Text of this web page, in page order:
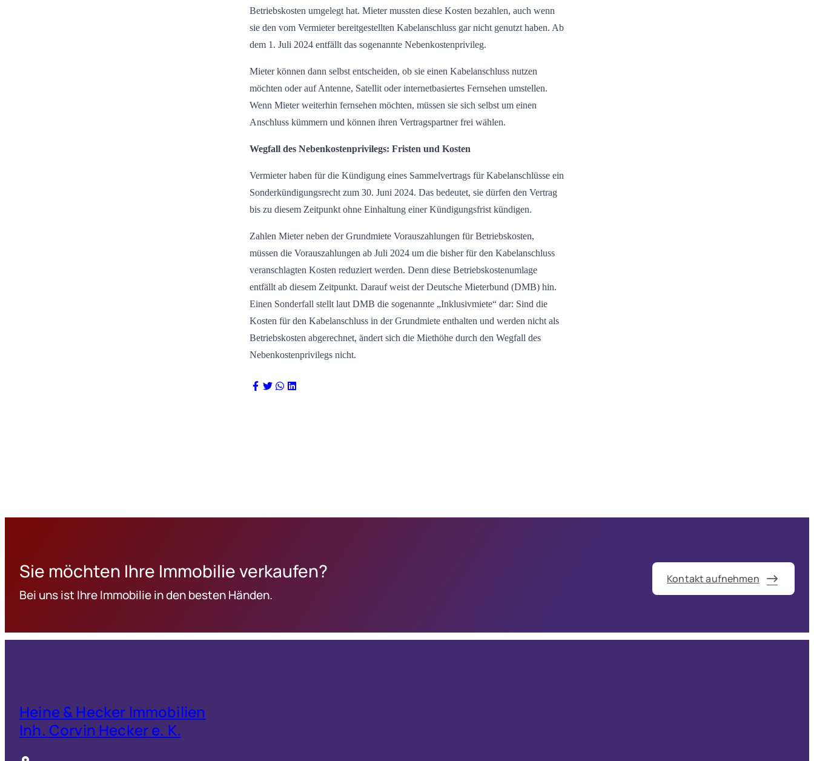
Betriebskosten umgelegt hat. Mieter mussten diese Kosten bezahlen, auch wenn
sie den vom Vermieter bereitgestellten Kabelanschluss gar nicht genutzt haben. Ab
dem 1. Juli 2024 entfällt das sogenannte Nebenkostenprivileg.
Mieter können dann selbst entscheiden, ob sie einen Kabelanschluss nutzen
möchten oder auf Antenne, Satellit oder internetbasiertes Fernsehen umstellen.
Wenn Mieter weiterhin fernsehen möchten, müssen sie sich selbst um einen
Anschluss kümmern und können ihren Vertragspartner frei wählen.
Wegfall des Nebenkostenprivilegs: Fristen und Kosten
Vermieter haben für die Kündigung eines Sammelvertrags für Kabelanschlüsse ein
Sonderkündigungsrecht zum 30. Juni 2024. Das bedeutet, sie dürfen den Vertrag
bis zu diesem Zeitpunkt ohne Einhaltung einer Kündigungsfrist kündigen.
Zahlen Mieter neben der Grundmiete Vorauszahlungen für Betriebskosten,
müssen die Vorauszahlungen ab Juli 2024 um die bisher für den Kabelanschluss
veranschlagten Kosten reduziert werden. Denn diese Betriebskostenumlage
entfällt ab diesem Zeitpunkt. Darauf weist der Deutsche Mieterbund (DMB) hin.
Einen Sonderfall stellt laut DMB die sogenannte „Inklusivmiete“ dar: Sind die
Kosten für den Kabelanschluss in der Grundmiete enthalten und werden nicht als
Betriebskosten abgerechnet, ändert sich die Miethöhe durch den Wegfall des
Nebenkostenprivilegs nicht.
Sie möchten Ihre Immobilie verkaufen?
Bei uns ist Ihre Immobilie in den besten Händen.
Kontakt aufnehmen
Heine & Hecker Immobilien
Inh. Corvin Hecker e. K.